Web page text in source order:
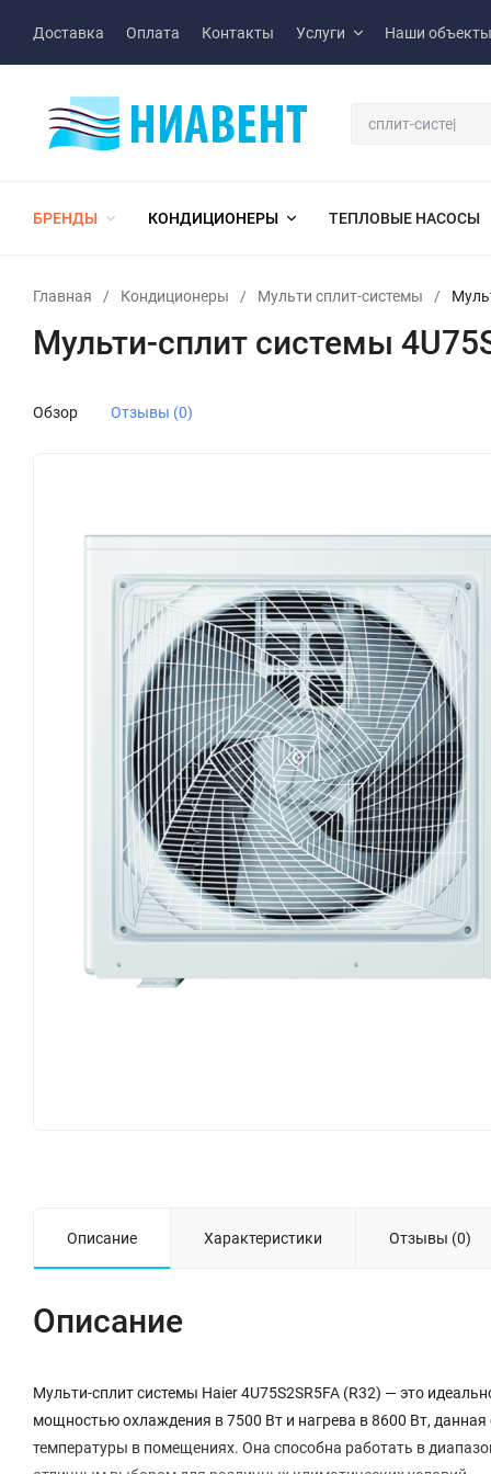
Доставка Оплата Контакты Услуги Наши объекты
БРЕНДЫ КОНДИЦИОНЕРЫ ТЕПЛОВЫЕ НАСОСЫ
Главная / Кондиционеры / Мульти сплит-системы /
Мульти-сплит системы
Обзор Отзывы (0)
Описание Характеристики Отзывы (0)
Описание
Мульти-сплит системы Haier 4U75S2SR5FA (R32) — это
мощностью охлаждения в 7500 Вт и нагрева в 8600 Вт,
температуры в помещениях. Она способна работать в